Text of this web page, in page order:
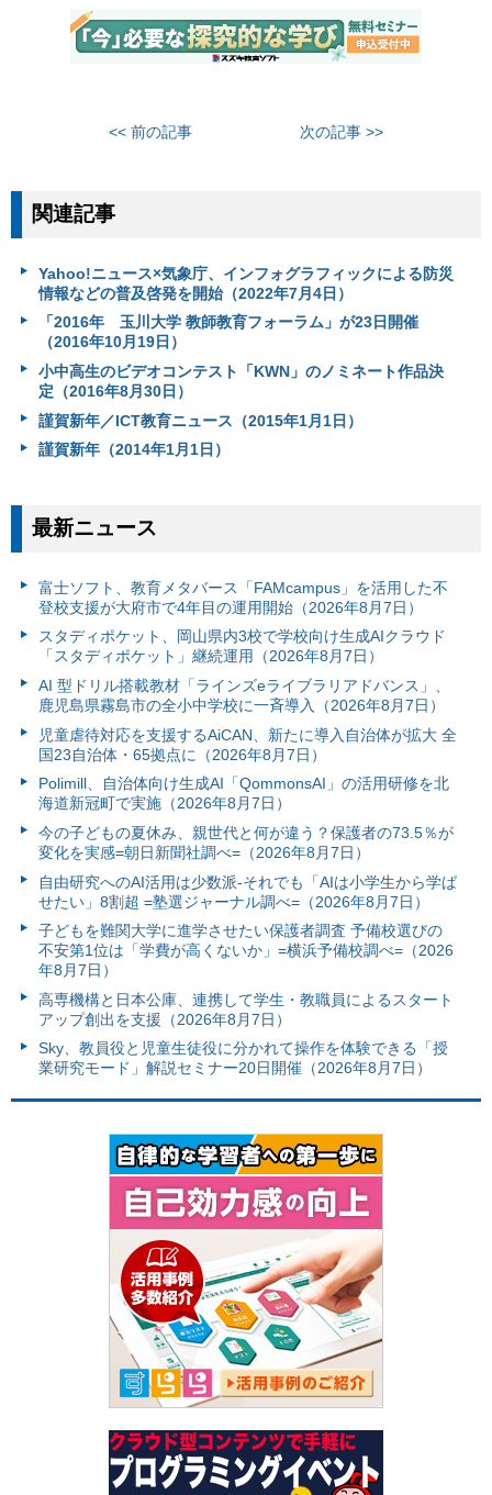
<< 前の記事 次の記事 >>
関連記事
Yahoo!ニュース×気象庁、インフォグラフィックによる防災
情報などの普及啓発を開始（2022年7月4日）
「2016年 玉川大学 教師教育フォーラム」が23日開催
（2016年10月19日）
小中高生のビデオコンテスト「KWN」のノミネート作品決
定（2016年8月30日）
謹賀新年／ICT教育ニュース（2015年1月1日）
謹賀新年（2014年1月1日）
最新ニュース
富⼠ソフト、教育メタバース「FAMcampus」を活用した不
登校支援が大府市で4年目の運用開始（2026年8月7日）
スタディポケット、岡山県内3校で学校向け生成AIクラウド
「スタディポケット」継続運用（2026年8月7日）
AI 型ドリル搭載教材「ラインズeライブラリアドバンス」、
鹿児島県霧島市の全小中学校に一斉導入（2026年8月7日）
児童虐待対応を支援するAiCAN、新たに導入自治体が拡大 全
国23自治体・65拠点に（2026年8月7日）
Polimill、自治体向け生成AI「QommonsAI」の活用研修を北
海道新冠町で実施（2026年8月7日）
今の子どもの夏休み、親世代と何が違う？保護者の73.5％が
変化を実感=朝日新聞社調べ=（2026年8月7日）
自由研究へのAI活用は少数派-それでも「AIは小学生から学ば
せたい」8割超 =塾選ジャーナル調べ=（2026年8月7日）
子どもを難関大学に進学させたい保護者調査 予備校選びの
不安第1位は「学費が高くないか」=横浜予備校調べ=（2026
年8月7日）
高専機構と日本公庫、連携して学生・教職員によるスタート
アップ創出を支援（2026年8月7日）
Sky、教員役と児童生徒役に分かれて操作を体験できる「授
業研究モード」解説セミナー20日開催（2026年8月7日）